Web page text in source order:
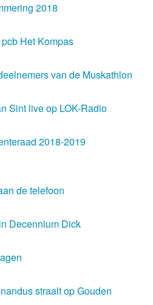
2018
Het Kompas
van de Muskathlon
Sint live op LOK-Radio
2018-2019
de telefoon
Decennium Dick
straalt op Gouden